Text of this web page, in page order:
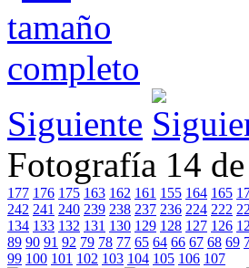
Siguiente
Fotografía 14
177 176 175 163 162 161 155 164 165
242 241 240 239 238 237 236 224 222
134 133 132 131 130 129 128 127 126
89 90 91 92 79 78 77 65 64 66 67 68 69
99 100 101 102 103 104 105 106 107